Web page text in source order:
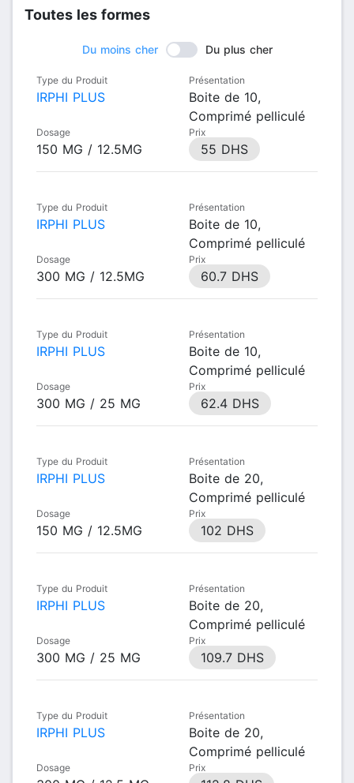
Toutes les formes
Du moins cher Du plus cher
Type du Produit
IRPHI PLUS
Présentation
Boite de 10,
Comprimé pelliculé
Dosage
150 MG / 12.5MG
Prix
55 DHS
Type du Produit
IRPHI PLUS
Présentation
Boite de 10,
Comprimé pelliculé
Dosage
300 MG / 12.5MG
Prix
60.7 DHS
Type du Produit
IRPHI PLUS
Présentation
Boite de 10,
Comprimé pelliculé
Dosage
300 MG / 25 MG
Prix
62.4 DHS
Type du Produit
IRPHI PLUS
Présentation
Boite de 20,
Comprimé pelliculé
Dosage
150 MG / 12.5MG
Prix
102 DHS
Type du Produit
IRPHI PLUS
Présentation
Boite de 20,
Comprimé pelliculé
Dosage
300 MG / 25 MG
Prix
109.7 DHS
Type du Produit
IRPHI PLUS
Présentation
Boite de 20,
Comprimé pelliculé
Dosage Prix